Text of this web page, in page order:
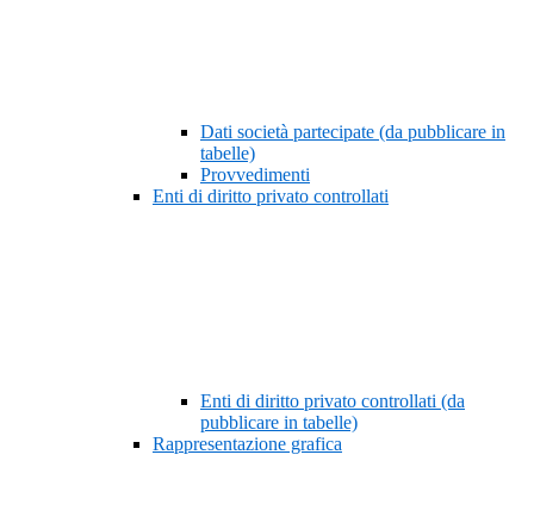
Dati società partecipate (da pubblicare in
tabelle)
Provvedimenti
Enti di diritto privato controllati
Enti di diritto privato controllati (da
pubblicare in tabelle)
Rappresentazione grafica